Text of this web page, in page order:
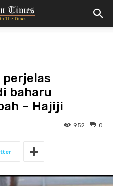
perjelas
baharu
– Hajiji
0
952